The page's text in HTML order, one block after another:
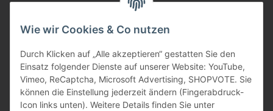
Wie wir Cookies & Co nutzen
Durch Klicken auf „Alle akzeptieren“ gestatten Sie den
Einsatz folgender Dienste auf unserer Website: YouTube,
Vimeo, ReCaptcha, Microsoft Advertising, SHOPVOTE. Sie
können die Einstellung jederzeit ändern (Fingerabdruck-
Icon links unten). Weitere Details finden Sie unter
Vertriebspartner